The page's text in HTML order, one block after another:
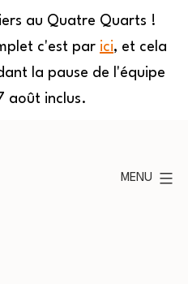
au Quatre Quarts !
c'est par ici, et cela
la pause de l'équipe
août inclus.
MENU